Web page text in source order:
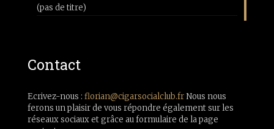
(pas de titre)
Contact
Ecrivez-nous : florian@cigarsocialclub.frNous nous
ferons un plaisir de vous répondre également sur les
réseaux sociaux et grâce au formulaire de la page